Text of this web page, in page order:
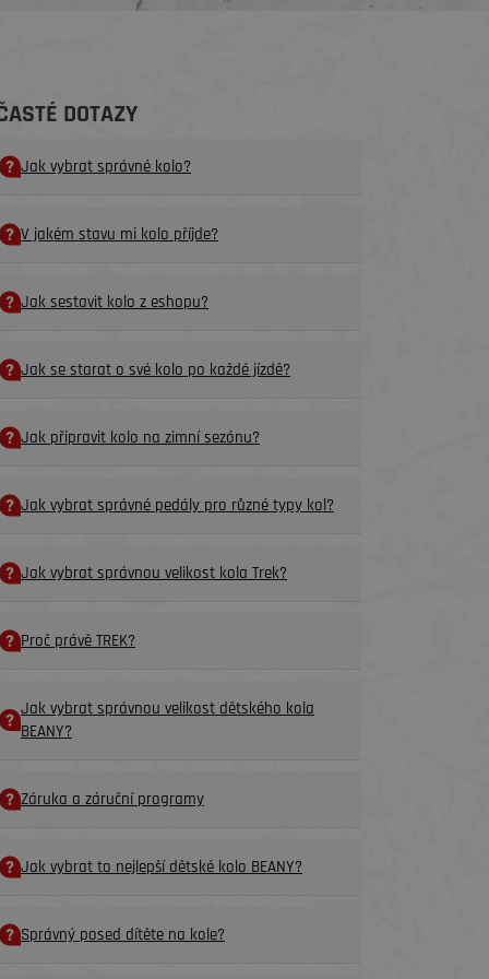
DOTAZY
Jak vybrat správné kolo?
V jakém stavu mi kolo příjde?
Jak sestavit kolo z eshopu?
Jak se starat o své kolo po každé jízdě?
Jak připravit kolo na zimní sezónu?
Jak vybrat správné pedály pro různé typy kol?
Jak vybrat správnou velikost kola Trek?
Proč právě TREK?
Jak vybrat správnou velikost dětského kola
BEANY?
Záruka a záruční programy
Jak vybrat to nejlepší dětské kolo BEANY?
Správný posed dítěte na kole?